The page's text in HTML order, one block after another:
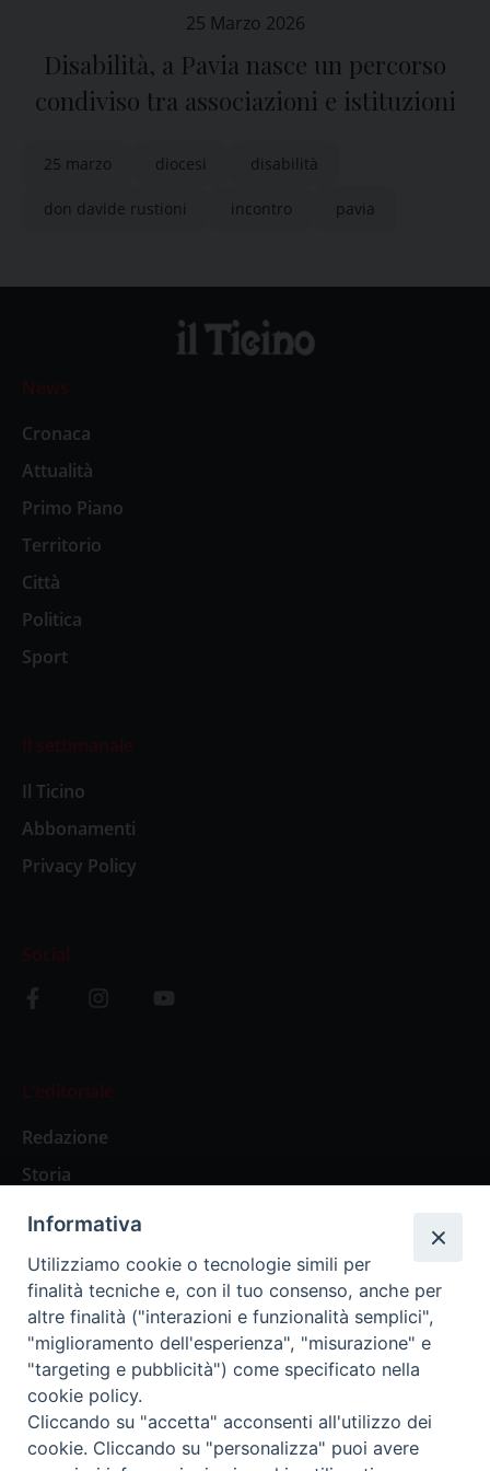
25 Marzo 2026
Disabilità, a Pavia nasce un percorso
condiviso tra associazioni e istituzioni
25 marzo diocesi disabilità
don davide rustioni incontro pavia
News
Cronaca
Attualità
Primo Piano
Territorio
Città
Politica
Sport
Il settimanale
Il Ticino
Abbonamenti
Privacy Policy
Social
L’editoriale
Redazione
Storia
Abbonamenti
Abbonamento Annuale Digitale
Abbonamento Annuale Cartaceo
Abbonamento Singola Copia Digitale
Informativa
Utilizziamo cookie o tecnologie simili per
finalità tecniche e, con il tuo consenso, anche per
altre finalità ("interazioni e funzionalità semplici",
"miglioramento dell'esperienza", "misurazione" e
"targeting e pubblicità") come specificato nella
cookie policy.
Cliccando su "accetta" acconsenti all'utilizzo dei
cookie. Cliccando su "personalizza" puoi avere